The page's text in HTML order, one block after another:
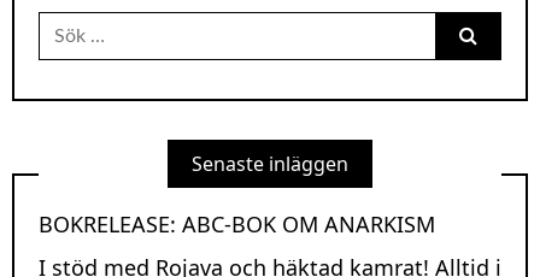
Sök
efter:
Senaste inläggen
BOKRELEASE: ABC-BOK OM ANARKISM
I stöd med Rojava och häktad kamrat! Alltid i